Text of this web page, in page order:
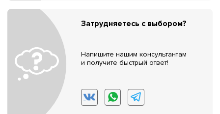
Затрудняетесь с выбором?
Напишите нашим консультантам
и получите быстрый ответ!